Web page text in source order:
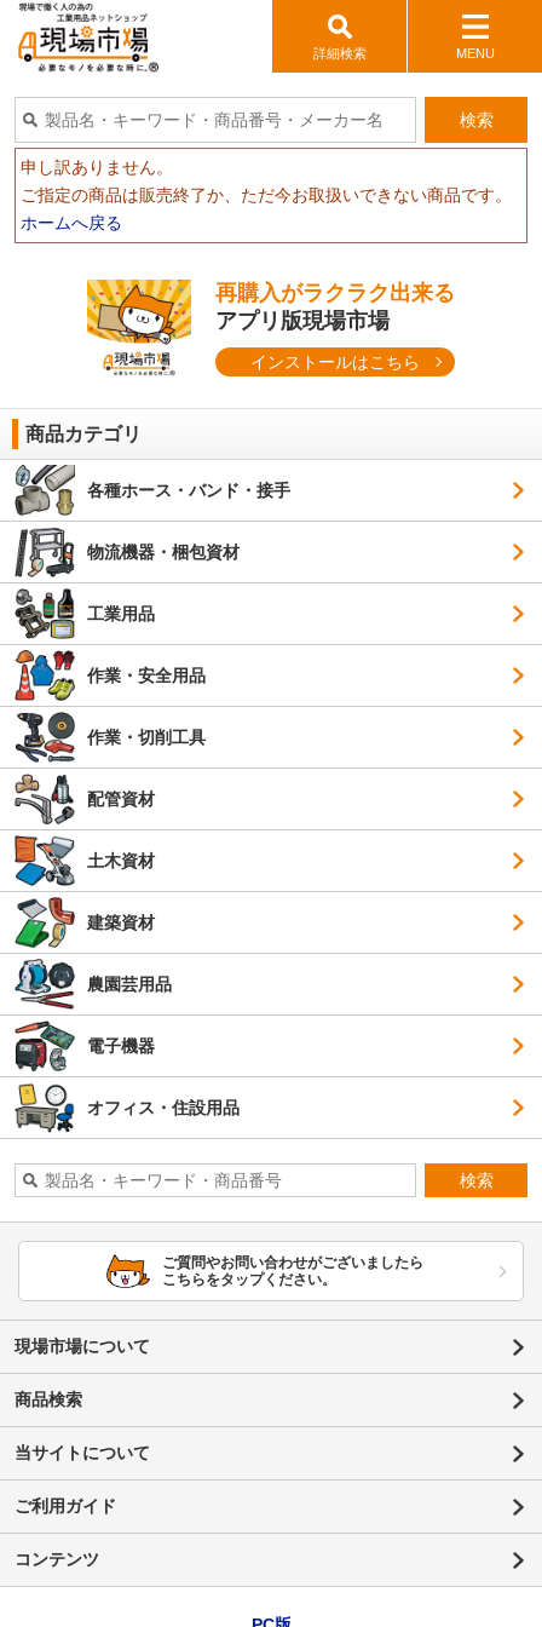
詳細検索 MENU
検索
申し訳ありません。
ご指定の商品は販売終了か、ただ今お取扱いできない商品です。
ホームへ戻る
再購入がラクラク出来る
アプリ版現場市場
インストールはこちら
商品カテゴリ
各種ホース・バンド・接手
物流機器・梱包資材
工業用品
作業・安全用品
作業・切削工具
配管資材
土木資材
建築資材
農園芸用品
電子機器
オフィス・住設用品
検索
ご質問やお問い合わせがございましたら
こちらをタップください。
現場市場について
商品検索
当サイトについて
ご利用ガイド
コンテンツ